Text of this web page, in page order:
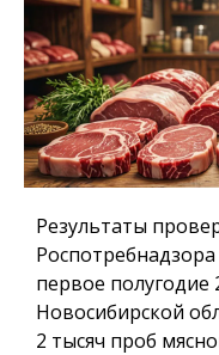
Результаты
первое полугодие
Новосибирской
2 тысяч проб